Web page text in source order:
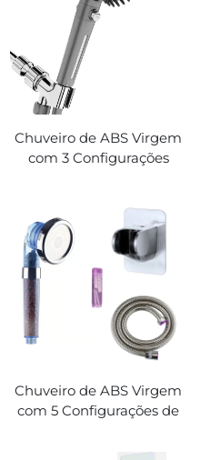
Chuveiro de ABS Virgem
com 3 Configurações
e Botão de Parada,
Suporte Adesivo e
Mangueira de Chuveiro
Chuveiro de ABS Virgem
com 5 Configurações de
Ultra Resistente com